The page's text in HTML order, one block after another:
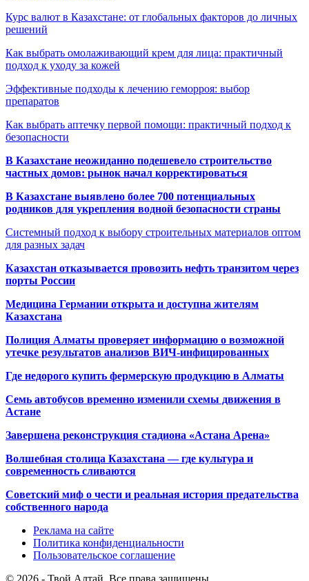
Курс валют в Казахстане: от глобальных факторов до личных
решений
Как выбрать омолаживающий крем для лица: практичный
подход к уходу за кожей
Эффективные подходы к лечению геморроя: выбор
препаратов
Как выбрать аптечку первой помощи: практичный подход к
безопасности
В Казахстане неожиданно подешевело строительство
частных домов: рынок начал корректироваться
В Казахстане выявлено более 700 потенциальных
родников для укрепления водной безопасности страны
Системный подход к выбору строительных материалов оптом
для разных задач
Казахстан отказывается провозить нефть транзитом через
порты России
Медицина Германии открыта и доступна жителям
Казахстана
Полиция Алматы проверяет информацию о возможной
утечке результатов анализов ВИЧ-инфицированных
Где недорого купить фермерскую продукцию в Алматы
Семь автобусов временно изменили схемы движения в
Астане
Завершена реконструкция стадиона «Астана Арена»
Волшебная столица Казахстана — где культура и
современность сливаются
Советский миф о чести и реальная история предательства
собственного народа
Реклама на сайте
Политика конфиденциальности
Пользовательское соглашение
© 2026 - Твой Алтай. Все права защищены.